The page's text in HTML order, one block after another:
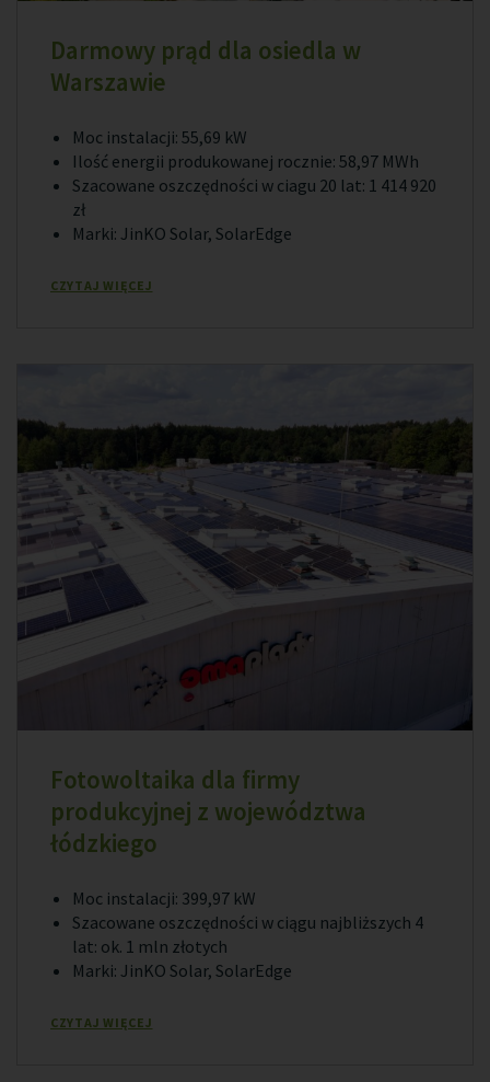
Darmowy prąd dla osiedla w
Warszawie
Moc instalacji: 55,69 kW
Ilość energii produkowanej rocznie: 58,97 MWh
Szacowane oszczędności w ciagu 20 lat: 1 414 920
zł
Marki: JinKO Solar, SolarEdge
CZYTAJ WIĘCEJ
Fotowoltaika dla firmy
produkcyjnej z województwa
łódzkiego
Moc instalacji: 399,97 kW
Szacowane oszczędności w ciągu najbliższych 4
lat: ok. 1 mln złotych
Marki: JinKO Solar, SolarEdge
CZYTAJ WIĘCEJ